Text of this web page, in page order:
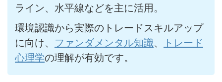
ライン、水平線などを主に活用。
環境認識から実際のトレードスキルアップ
に向け、 ファンダメンタル知識、
トレード
心理学の理解が有効です。